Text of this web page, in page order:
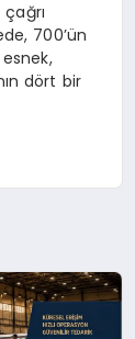
700’ün
dört bir